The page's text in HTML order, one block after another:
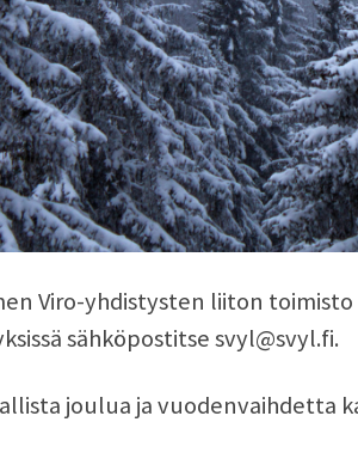
Viro-yhdistysten liiton toimisto
sähköpostitse svyl@svyl.fi.
joulua ja vuodenvaihdetta